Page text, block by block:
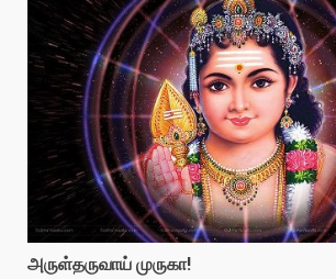
அருள்தருவாய் முருகா!